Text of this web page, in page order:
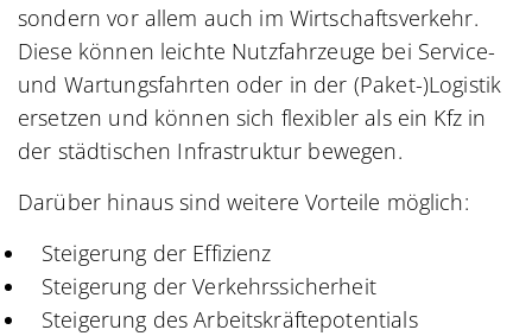
sondern vor allem auch im Wirtschaftsverkehr.
Diese können leichte Nutzfahrzeuge bei Service-
und Wartungsfahrten oder in der (Paket-)Logistik
ersetzen und können sich flexibler als ein Kfz in
der städtischen Infrastruktur bewegen.
Darüber hinaus sind weitere Vorteile möglich:
Steigerung der Effizienz
Steigerung der Verkehrssicherheit
Steigerung des Arbeitskräftepotentials